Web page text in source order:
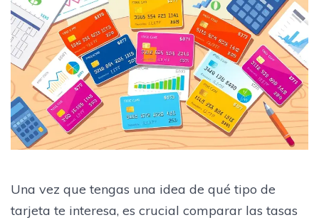
Una vez que tengas una idea de qué tipo de
tarjeta te interesa, es crucial comparar las tasas